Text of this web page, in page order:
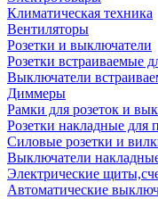
Климатическая техника
Вентиляторы
Розетки и выключатели
Розетки встраиваемые
Выключатели
Диммеры
Рамки для розеток и
Розетки накладные для
Силовые розетки и
Выключатели
Электрические
Автоматические